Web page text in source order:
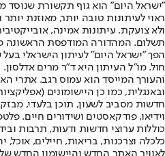
"ישראל היום" הוא גוף תקשורת שנוסד
ראוי לעיתונות טובה יותר, מאוזנת
ולא צועקת. עיתונות אמינה,
הפך "ישראל היום" לעיתון הישראלי
חול. מו"ל העיתון היא ד"ר מרים
והעורך המייסד הוא עמוס רגב. אתרי
חדשות מסביב לשעון, תוכן בלעדי,
וידיאו, פודקאסטים ושידורים חיים.
כוללות ערוצי חדשות ודעות, תרבות